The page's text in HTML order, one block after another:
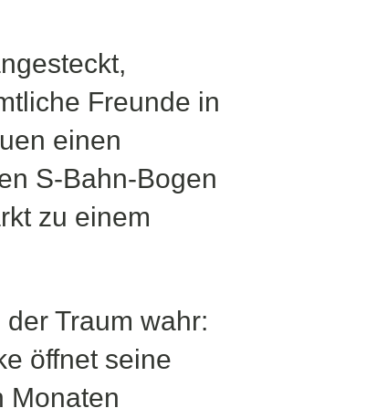
Freunde in
einen
S-Bahn-Bogen
zu einem
Traum wahr:
öffnet seine
Monaten